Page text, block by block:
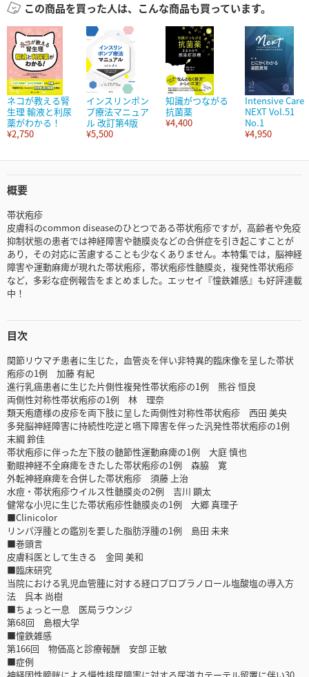
この商品を買った人は、こんな商品も買っています。
ネコが教える腎
生理 輸液と利尿
薬がわかる！
¥2,750
インスリンポン
プ療法マニュア
ル 改訂第4版
¥5,500
知識がつながる
抗菌薬
¥4,400
Intensive Care
NEXT Vol.51
No.1
¥4,950
概要
帯状疱疹
皮膚科のcommon diseaseのひとつである帯状疱疹ですが，高齢者や免疫
抑制状態の患者では神経障害や髄膜炎などの合併症を引き起こすことが
あり，その対応に苦慮することも少なくありません。本特集では，脳神経
障害や運動麻痺が現れた帯状疱疹，帯状疱疹性髄膜炎，複発性帯状疱疹
など，多彩な症例報告をまとめました。エッセイ『憧鉄雑感』も好評連載
中！
目次
関節リウマチ患者に生じた，血管炎を伴い非特異的臨床像を呈した帯状
疱疹の1例 加藤 有紀
進行乳癌患者に生じた片側性複発性帯状疱疹の1例 熊谷 恒良
両側性対称性帯状疱疹の1例 林 理奈
類天疱瘡様の皮疹を両下肢に呈した両側性対称性帯状疱疹 西田 美央
多発脳神経障害に持続性吃逆と嚥下障害を伴った汎発性帯状疱疹の1例
末綱 鈴佳
帯状疱疹に伴った左下肢の髄節性運動麻痺の1例 大庭 慎也
動眼神経不全麻痺をきたした帯状疱疹の1例 森脇 寛
外転神経麻痺を合併した帯状疱疹 須藤 上治
水痘・帯状疱疹ウイルス性髄膜炎の2例 吉川 顕太
健常な小児に生じた帯状疱疹性髄膜炎の1例 大郷 真理子
■Clinicolor
リンパ浮腫との鑑別を要した脂肪浮腫の1例 島田 未来
■巻頭言
皮膚科医として生きる 金岡 美和
■臨床研究
当院における乳児血管腫に対する経口プロプラノロール塩酸塩の導入方
法 呉本 尚樹
■ちょっと一息 医局ラウンジ
第68回 島根大学
■憧鉄雑感
第166回 物価高と診療報酬 安部 正敏
■症例